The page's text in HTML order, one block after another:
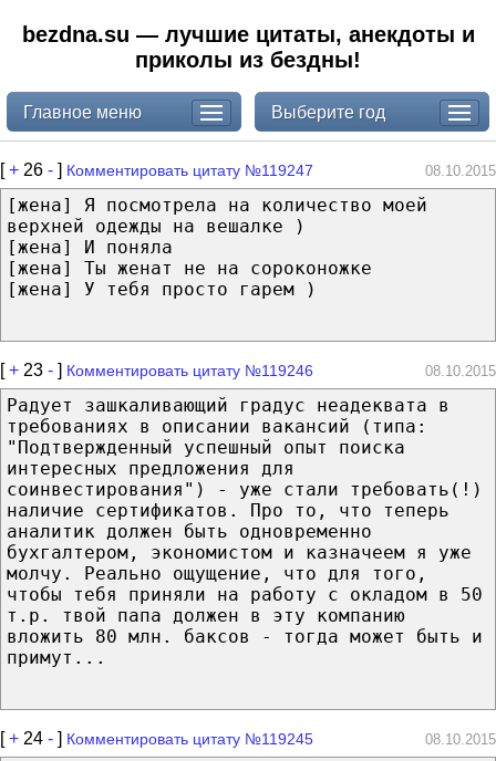
bezdna.su — лучшие цитаты, анекдоты и
приколы из бездны!
Главное меню Выберите год
[+ 26 - ] Комментировать цитату №119247 08.10.2015
[жена] Я посмотрела на количество моей
верхней одежды на вешалке )
[жена] И поняла
[жена] Ты женат не на сороконожке
[жена] У тебя просто гарем )
[+ 23 - ] Комментировать цитату №119246 08.10.2015
Радует зашкаливающий градус неадеквата в
требованиях в описании вакансий (типа:
"Подтвержденный успешный опыт поиска
интересных предложения для
соинвестирования") - уже стали требовать(!)
наличие сертификатов. Про то, что теперь
аналитик должен быть одновременно
бухгалтером, экономистом и казначеем я уже
молчу. Реально ощущение, что для того,
чтобы тебя приняли на работу с окладом в 50
т.р. твой папа должен в эту компанию
вложить 80 млн. баксов - тогда может быть и
примут...
[+ 24 - ] Комментировать цитату №119245 08.10.2015